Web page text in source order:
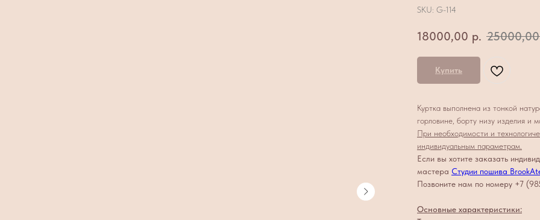
SKU: G-114
18000,00 р. 25000,00
Купить
Куртка выполнена из тонкой
горловине, борту низу изделия и
При необходимости и
индивидуальным параметрам.
Если вы хотите заказать
мастера Студии пошива
Позвоните нам по номеру +7
Основные характеристики: